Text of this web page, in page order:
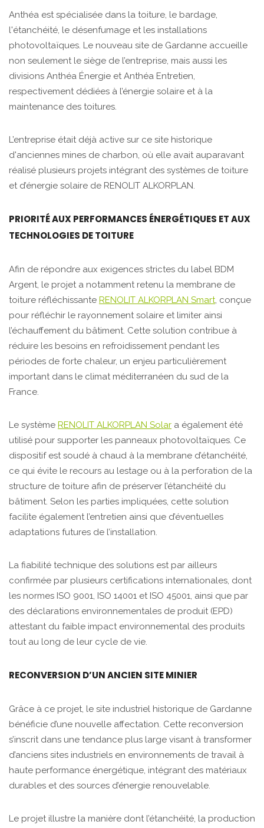
Anthéa est spécialisée dans la toiture, le bardage,
l'étanchéité, le désenfumage et les installations
photovoltaïques. Le nouveau site de Gardanne accueille
non seulement le siège de l’entreprise, mais aussi les
divisions Anthéa Énergie et Anthéa Entretien,
respectivement dédiées à l’énergie solaire et à la
maintenance des toitures.
L’entreprise était déjà active sur ce site historique
d'anciennes mines de charbon, où elle avait auparavant
réalisé plusieurs projets intégrant des systèmes de toiture
et d’énergie solaire de RENOLIT ALKORPLAN.
PRIORITÉ AUX PERFORMANCES ÉNERGÉTIQUES ET AUX
TECHNOLOGIES DE TOITURE
Afin de répondre aux exigences strictes du label BDM
Argent, le projet a notamment retenu la membrane de
toiture réfléchissante RENOLIT ALKORPLAN Smart, conçue
pour réfléchir le rayonnement solaire et limiter ainsi
l’échauffement du bâtiment. Cette solution contribue à
réduire les besoins en refroidissement pendant les
périodes de forte chaleur, un enjeu particulièrement
important dans le climat méditerranéen du sud de la
France.
Le système RENOLIT ALKORPLAN Solar a également été
utilisé pour supporter les panneaux photovoltaïques. Ce
dispositif est soudé à chaud à la membrane d’étanchéité,
ce qui évite le recours au lestage ou à la perforation de la
structure de toiture afin de préserver l’étanchéité du
bâtiment. Selon les parties impliquées, cette solution
facilite également l’entretien ainsi que d’éventuelles
adaptations futures de l’installation.
La fiabilité technique des solutions est par ailleurs
confirmée par plusieurs certifications internationales, dont
les normes ISO 9001, ISO 14001 et ISO 45001, ainsi que par
des déclarations environnementales de produit (EPD)
attestant du faible impact environnemental des produits
tout au long de leur cycle de vie.
RECONVERSION D’UN ANCIEN SITE MINIER
Grâce à ce projet, le site industriel historique de Gardanne
bénéficie d’une nouvelle affectation. Cette reconversion
s’inscrit dans une tendance plus large visant à transformer
d’anciens sites industriels en environnements de travail à
haute performance énergétique, intégrant des matériaux
durables et des sources d’énergie renouvelable.
Le projet illustre la manière dont l’étanchéité, la production